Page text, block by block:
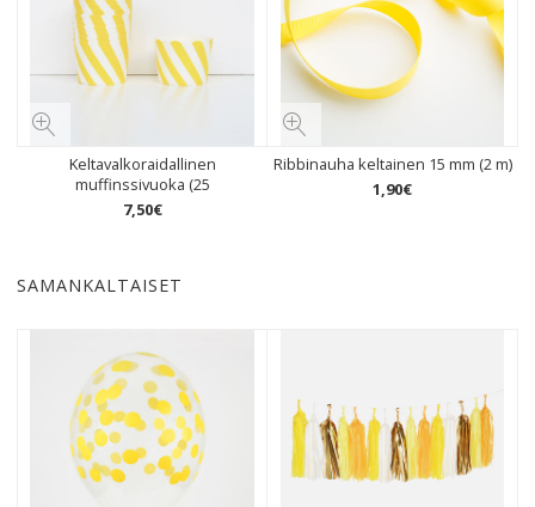
Keltavalkoraidallinen
muffinssivuoka (25
7,50€
Ribbinauha keltainen 15 mm (2 m)
1,90€
SAMANKALTAISET